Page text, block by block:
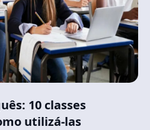
10 classes
utilizá-las